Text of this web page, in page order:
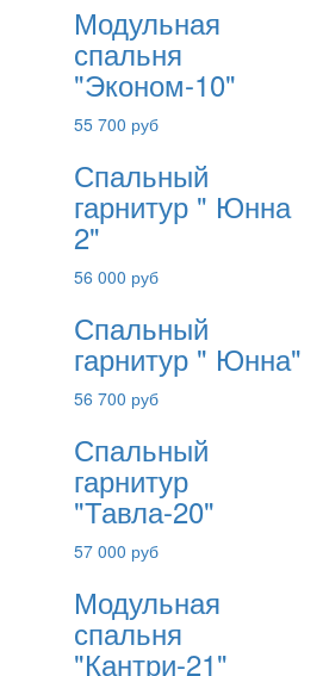
Модульная
спальня
"Эконом-10"
55 700 руб
Спальный
гарнитур " Юнна
2"
56 000 руб
Спальный
гарнитур " Юнна"
56 700 руб
Спальный
гарнитур
"Тавла-20"
57 000 руб
Модульная
спальня
"Кантри-21"